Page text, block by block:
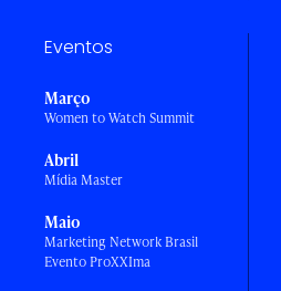
Eventos
Março
Women to Watch Summit
Abril
Mídia Master
Maio
Marketing Network Brasil
Evento ProXXIma